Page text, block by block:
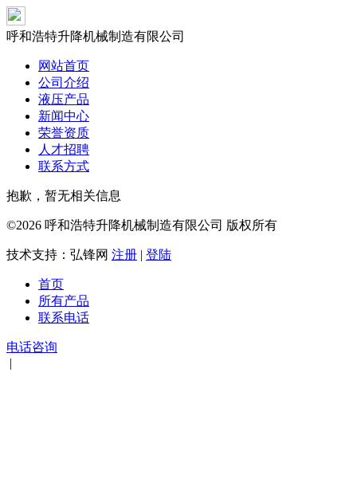
呼和浩特升降机械制造有限公司
网站首页
公司介绍
液压产品
新闻中心
荣誉资质
人才招聘
联系方式
抱歉，暂无相关信息
©2026 呼和浩特升降机械制造有限公司 版权所有
技术支持：弘锋网 注册 | 登陆
首页
所有产品
联系电话
电话咨询
|